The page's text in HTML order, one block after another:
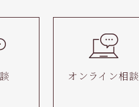
オンライン相談